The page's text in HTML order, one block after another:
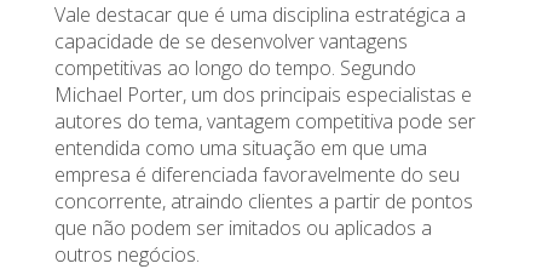
Vale destacar que é uma disciplina estratégica a
capacidade de se desenvolver vantagens
competitivas ao longo do tempo. Segundo
Michael Porter, um dos principais especialistas e
autores do tema, vantagem competitiva pode ser
entendida como uma situação em que uma
empresa é diferenciada favoravelmente do seu
concorrente, atraindo clientes a partir de pontos
que não podem ser imitados ou aplicados a
outros negócios.